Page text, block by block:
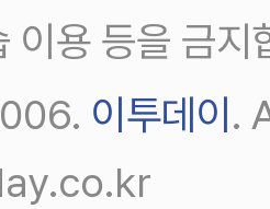
이용 등을 금지
이투데이 .